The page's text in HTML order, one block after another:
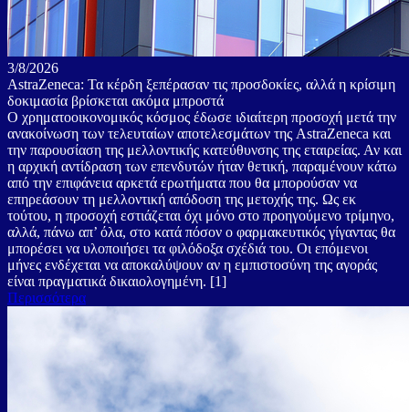
3/8/2026
AstraZeneca: Τα κέρδη ξεπέρασαν τις προσδοκίες, αλλά η κρίσιμη
δοκιμασία βρίσκεται ακόμα μπροστά
Ο χρηματοοικονομικός κόσμος έδωσε ιδιαίτερη προσοχή μετά την
ανακοίνωση των τελευταίων αποτελεσμάτων της AstraZeneca και
την παρουσίαση της μελλοντικής κατεύθυνσης της εταιρείας. Αν και
η αρχική αντίδραση των επενδυτών ήταν θετική, παραμένουν κάτω
από την επιφάνεια αρκετά ερωτήματα που θα μπορούσαν να
επηρεάσουν τη μελλοντική απόδοση της μετοχής της. Ως εκ
τούτου, η προσοχή εστιάζεται όχι μόνο στο προηγούμενο τρίμηνο,
αλλά, πάνω απ’ όλα, στο κατά πόσον ο φαρμακευτικός γίγαντας θα
μπορέσει να υλοποιήσει τα φιλόδοξα σχέδιά του. Οι επόμενοι
μήνες ενδέχεται να αποκαλύψουν αν η εμπιστοσύνη της αγοράς
είναι πραγματικά δικαιολογημένη. [1]
Περισσότερα